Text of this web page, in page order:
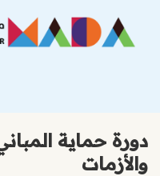
المحتوى
دورة حماية
والأزمات